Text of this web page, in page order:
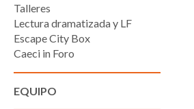
Talleres
Lectura dramatizada y LF
Escape City Box
Caeci in Foro
EQUIPO